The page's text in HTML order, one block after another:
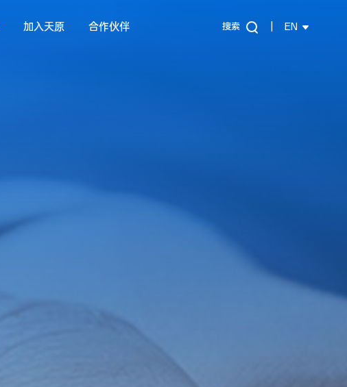
加入天原 合作伙伴 搜索 EN